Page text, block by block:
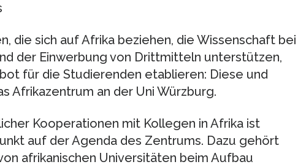
die sich auf Afrika beziehen, die Wissenschaft bei
der Einwerbung von Drittmitteln unterstützen,
für die Studierenden etablieren: Diese und
Afrikazentrum an der Uni Würzburg.
Kooperationen mit Kollegen in Afrika ist
auf der Agenda des Zentrums. Dazu gehört
afrikanischen Universitäten beim Aufbau